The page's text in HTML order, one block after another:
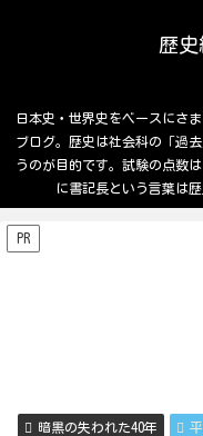
歴
日本史・世界史をベースにさ
ブログ。歴史は社会科の「過
うのが目的です。試験の点数
に書記長という言葉は
PR
暗黒の失われた40年